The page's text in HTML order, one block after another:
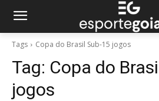
Tags Copa do Brasil Sub-15 jogos
Tag: Copa do
jogos